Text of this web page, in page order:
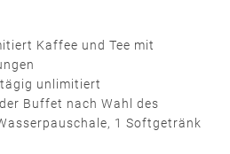
Kaffee und Tee mit
unlimitiert
Buffet nach Wahl des
1 Softgetränk